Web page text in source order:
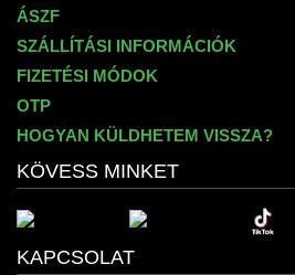
ÁSZF
SZÁLLÍTÁSI INFORMÁCIÓK
FIZETÉSI MÓDOK
OTP
HOGYAN KÜLDHETEM VISSZA?
KÖVESS MINKET
KAPCSOLAT